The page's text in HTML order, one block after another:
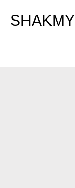
SHAKMY